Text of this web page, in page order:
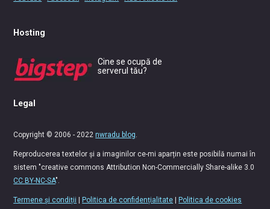
Hosting
Cine se ocupă de
serverul tău?
Legal
Copyright © 2006 - 2022nwradu blog
Reproducerea textelor și a imaginilor ce-mi aparțin este posibilă numai în
sistem "creative commons Attribution Non-Commercially Share-alike 3.0
CC BY-NC-SA".
Termene și condiții |Politica de confidențialitate |Politica de cookies